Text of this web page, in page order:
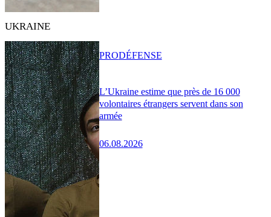
UKRAINE
L’Ukraine estime que près de 16 000
volontaires étrangers servent dans son
armée
06.08.2026
PRODÉFENSE